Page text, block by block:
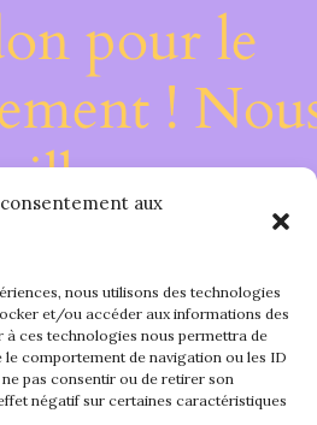
aux
nous utilisons des technologies
et/ou accéder aux informations des
à ces technologies nous permettra de
le comportement de navigation ou les ID
pas consentir ou de retirer son
négatif sur certaines caractéristiques
pour le
!
sur
chose de
–
!